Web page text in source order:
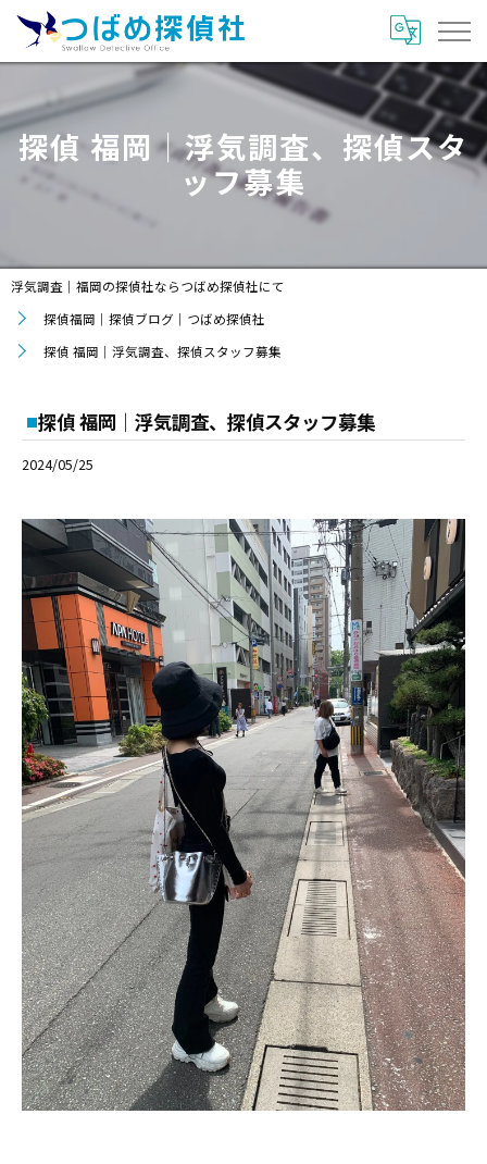
探偵 福岡｜浮気調査、探偵スタ
ッフ募集
浮気調査｜福岡の探偵社ならつばめ探偵社にて
探偵福岡｜探偵ブログ｜つばめ探偵社
探偵 福岡｜浮気調査、探偵スタッフ募集
探偵 福岡｜浮気調査、探偵スタッフ募集
2024/05/25